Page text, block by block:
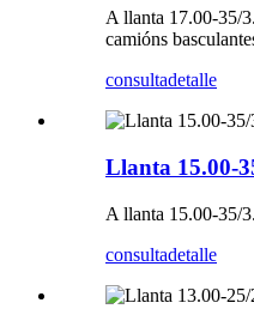
A llanta 17.00-35/
camións
consultadetalle
Llanta 15.00-
A llanta 15.00-35/
consultadetalle